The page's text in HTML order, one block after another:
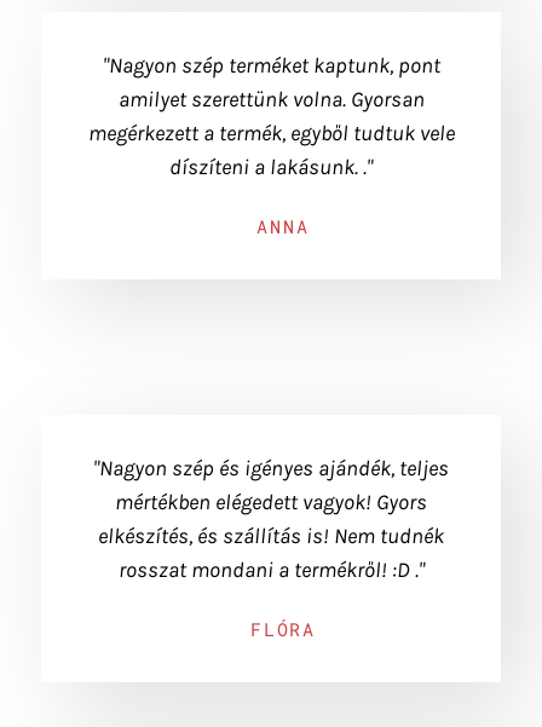
"Nagyon szép terméket kaptunk, pont
amilyet szerettünk volna. Gyorsan
megérkezett a termék, egyből tudtuk vele
díszíteni a lakásunk. ."
ANNA
"Nagyon szép és igényes ajándék, teljes
mértékben elégedett vagyok! Gyors
elkészítés, és szállítás is! Nem tudnék
rosszat mondani a termékről! :D ."
FLÓRA